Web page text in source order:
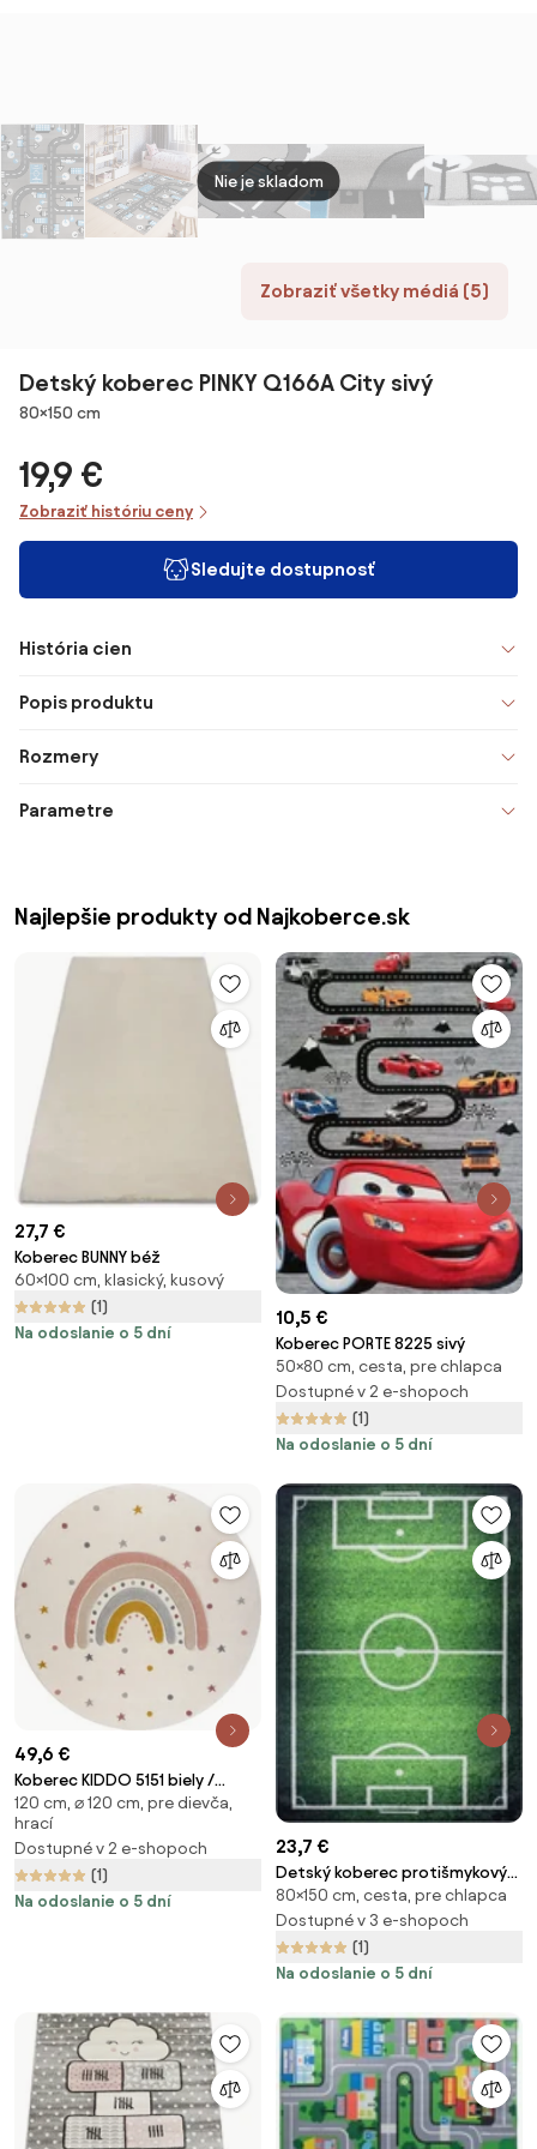
Zobraziť všetky médiá (5)
Nie je skladom
Detský koberec PINKY Q166A City sivý
Rozmery
80×150 cm
19,9 €
Zobraziť históriu ceny
Sledujte dostupnosť
História cien
Popis produktu
Rozmery
Parametre
Najlepšie produkty od Najkoberce.sk
27,7 €
Koberec BUNNY béž
60×100 cm, klasický, kusový
(1)
Na odoslanie o 5 dní
10,5 €
Koberec PORTE 8225 sivý
50×80 cm, cesta, pre chlapca
Dostupné v 2 e-shopoch
(1)
Na odoslanie o 5 dní
49,6 €
Koberec KIDDO 5151 biely /
svetlosivý kruh
120 cm, ⌀ 120 cm, pre dievča,
hrací
Dostupné v 2 e-shopoch
(1)
Na odoslanie o 5 dní
23,7 €
Detský koberec protišmykový
BAMBINO 58690 futbalové
ihrisko, zelený
80×150 cm, cesta, pre chlapca
Dostupné v 3 e-shopoch
(1)
Na odoslanie o 5 dní